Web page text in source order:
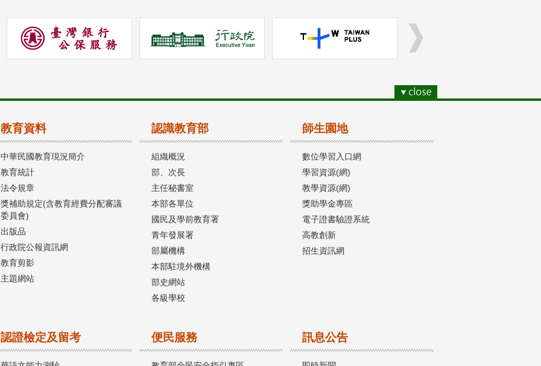
教育資料
中華民國教育現況簡介
教育統計
法令規章
獎補助規定(含教育經費分配審議
委員會)
出版品
行政院公報資訊網
教育剪影
主題網站
認識教育部
組織概況
部、次長
主任秘書室
本部各單位
國民及學前教育署
青年發展署
部屬機構
本部駐境外機構
部史網站
各級學校
師生園地
數位學習入口網
學習資源(網)
教學資源(網)
獎助學金專區
電子證書驗證系統
高教創新
招生資訊網
認證檢定及留考 便民服務 訊息公告